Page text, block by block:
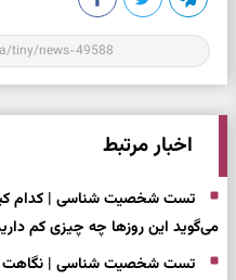
اخبار مرتبط
تست شخصیت شناسی | کدام
می‌گوید این روزها چه چیزی کم
تست شخصیت شناسی | نگاهت